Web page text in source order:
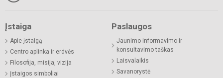
Įstaiga
Apie įstaigą
Centro aplinka ir erdvės
Filosofija, misija, vizija
Įstaigos simboliai
Paslaugos
Jaunimo informavimo ir
konsultavimo taškas
Laisvalaikis
Savanorystė